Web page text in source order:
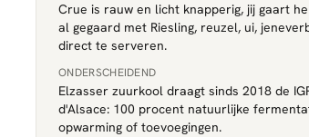
Crue is rauw en licht knapperig, jij gaart
al gegaard met Riesling, reuzel, ui,
direct te serveren.
ONDERSCHEIDEND
Elzasser zuurkool draagt sinds 2018 de
d'Alsace: 100 procent natuurlijke
opwarming of toevoegingen.